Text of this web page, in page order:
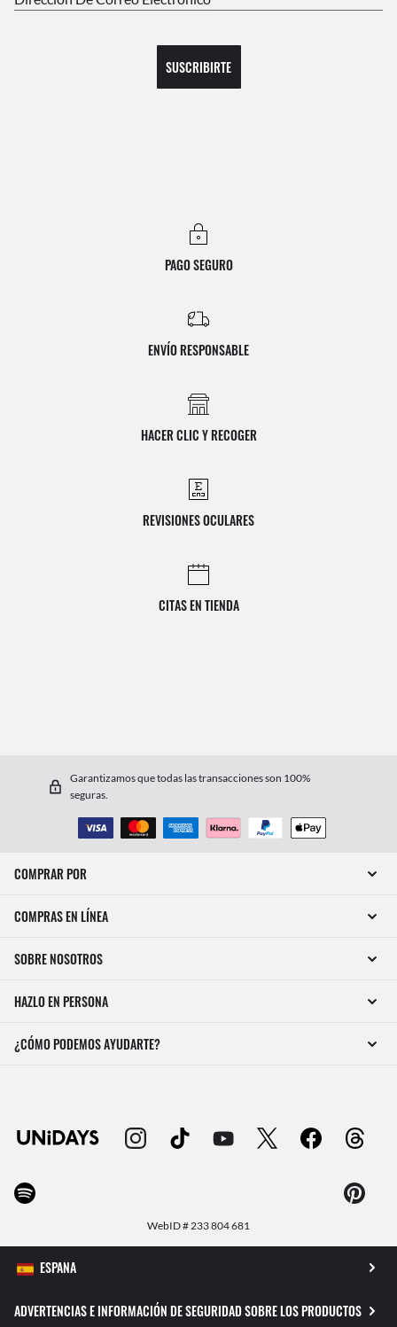
SUSCRIBIRTE
PAGO SEGURO
ENVÍO RESPONSABLE
HACER CLIC Y RECOGER
REVISIONES OCULARES
CITAS EN TIENDA
Garantizamos que todas las transacciones son 100%
seguras.
COMPRAR POR
COMPRAS EN LÍNEA
SOBRE NOSOTROS
HAZLO EN PERSONA
¿CÓMO PODEMOS AYUDARTE?
WebID # 233 804 681
ADVERTENCIAS E INFORMACIÓN DE SEGURIDAD SOBRE LOS PRODUCTOS